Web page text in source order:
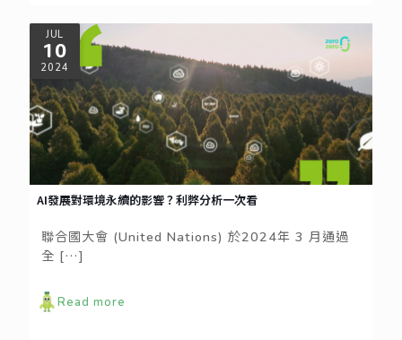
JUL
10
2024
AI發展對環境永續的影響？利弊分析一次看
聯合國大會 (United Nations) 於2024年 3 月通過
全 […]
Read more